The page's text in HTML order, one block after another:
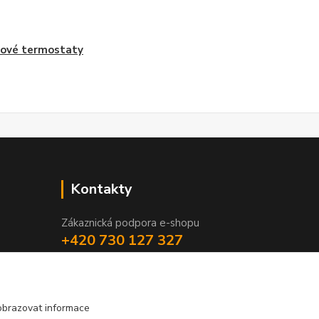
termostaty
Kontakty
Zákaznická podpora e-shopu
+420 730 127 327
informace